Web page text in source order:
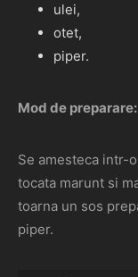
ulei,
otet,
piper.
Mod de preparare:
Se amesteca intr-
tocata marunt si
toarna un sos
piper.